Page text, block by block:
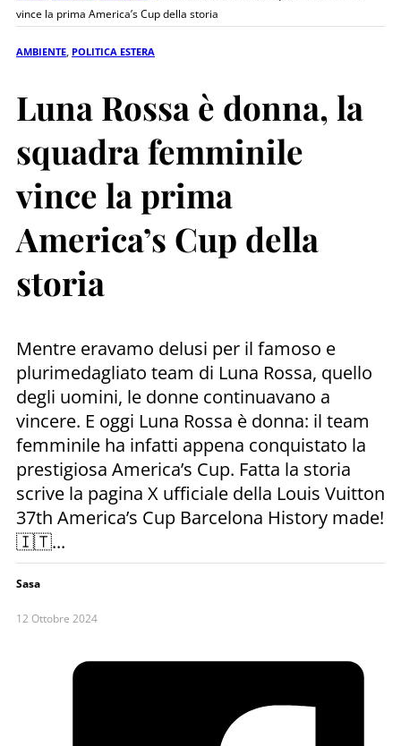
vince la prima America’s Cup della storia
AMBIENTE POLITICA ESTERA
Luna Rossa è donna, la
squadra femminile
vince la prima
America’s Cup della
storia
Mentre eravamo delusi per il famoso e
plurimedagliato team di Luna Rossa, quello
degli uomini, le donne continuavano a
vincere. E oggi Luna Rossa è donna: il team
femminile ha infatti appena conquistato la
prestigiosa America’s Cup. Fatta la storia
scrive la pagina X ufficiale della Louis Vuitton
37th America’s Cup Barcelona History made!
🇮🇹...
Sasa
12 Ottobre 2024